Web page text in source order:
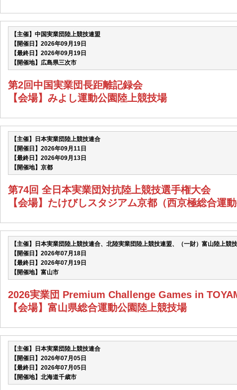
【主催】中国実業団陸上競技連盟
【開催日】2026年09月19日
【最終日】2026年09月19日
【開催地】広島県三次市
第2回中国実業団長距離記録会
【会場】みよし運動公園陸上競技場
【主催】日本実業団陸上競技連合
【開催日】2026年09月11日
【最終日】2026年09月13日
【開催地】京都
第74回 全日本実業団対抗陸上競技選手権大会
【会場】たけびしスタジアム京都（西京極総合運
【主催】日本実業団陸上競技連合、北陸実業団陸上競技連盟、（一財）富山陸上競
【開催日】2026年07月18日
【最終日】2026年07月19日
【開催地】富山市
2026実業団 Premium Challenge Games in
【会場】富山県総合運動公園陸上競技場
【主催】日本実業団陸上競技連合
【開催日】2026年07月05日
【最終日】2026年07月05日
【開催地】北海道千歳市